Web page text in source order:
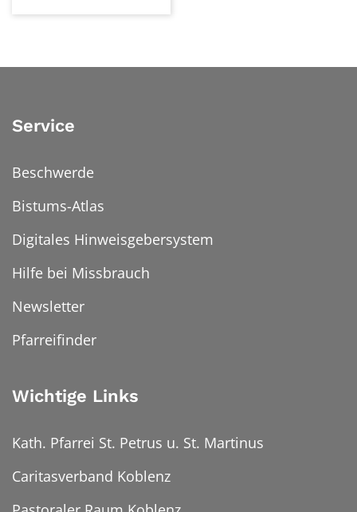
Service
Beschwerde
Bistums-Atlas
Digitales Hinweisgebersystem
Hilfe bei Missbrauch
Newsletter
Pfarreifinder
Wichtige Links
Kath. Pfarrei St. Petrus u. St. Martinus
Caritasverband Koblenz